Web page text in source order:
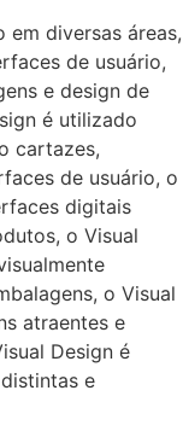
em diversas áreas,
de usuário,
e design de
é utilizado
cartazes,
de usuário, o
digitais
o Visual
o Visual
atraentes e
Design é
e